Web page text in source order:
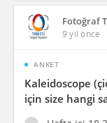
Fotoğraf
9 yıl önce
ANKET
Kaleidoscope
için size hangi